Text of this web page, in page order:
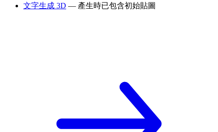
文字生成 3D — 產生時已包含初始貼圖